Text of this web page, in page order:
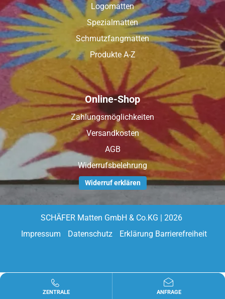
Logomatten
Spezialmatten
Schmutzfangmatten
Produkte A-Z
Online-Shop
Zahlungsmöglichkeiten
Versandkosten
AGB
Widerrufsbelehrung
Widerruf erklären
SCHÄFER Matten GmbH & Co.KG | 2026
Impressum
Datenschutz Erklärung Barrierefreiheit
ZENTRALE ANFRAGE